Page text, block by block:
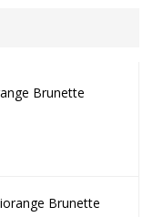
Brunette
Brunette